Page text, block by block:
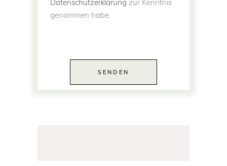
Datenschutzerklärung zur Kenntnis
genommen habe.
SENDEN
Alternative: